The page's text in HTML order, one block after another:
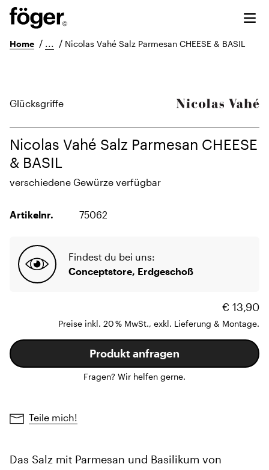
Home / ... / Nicolas Vahé Salz Parmesan CHEESE & BASIL
Glücksgriffe
Nicolas Vahé Salz Parmesan CHEESE
& BASIL
verschiedene Gewürze verfügbar
Artikelnr. 75062
Findest du bei uns:
Conceptstore, Erdgeschoß
€ 13,90
Preise inkl. 20 % MwSt., exkl. Lieferung & Montage.
Produkt anfragen
Fragen? Wir helfen gerne.
Teile mich!
Das Salz mit Parmesan und Basilikum von